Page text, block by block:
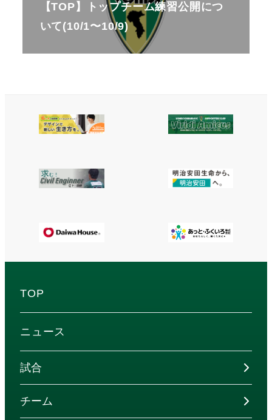
【TOP】トップチーム練習公開につ
いて(10/1〜10/9)
TOP
ニュース
試合
チーム